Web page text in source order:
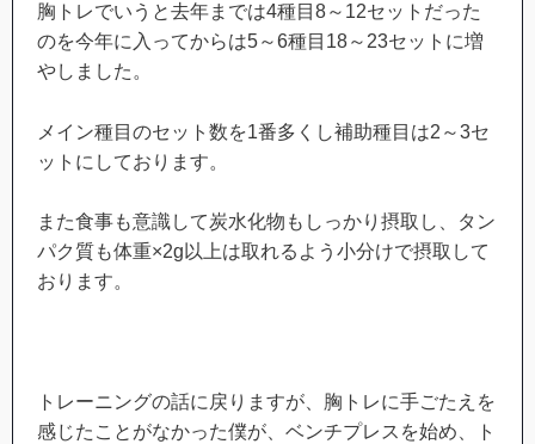
胸トレでいうと去年までは4種目8～12セットだった
のを今年に入ってからは5～6種目18～23セットに増
やしました。
メイン種目のセット数を1番多くし補助種目は2～3セ
ットにしております。
また食事も意識して炭水化物もしっかり摂取し、タン
パク質も体重×2g以上は取れるよう小分けで摂取して
おります。
トレーニングの話に戻りますが、胸トレに手ごたえを
感じたことがなかった僕が、ベンチプレスを始め、ト